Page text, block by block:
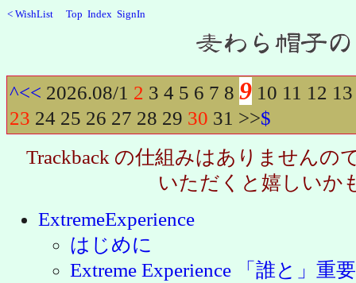
< WishList Top Index SignIn
^<< 2026.08/1 2 3 4 5 6 7 8 9 10 11 12 13
23 24 25 26 27 28 29 30 31 >>$
Trackback の仕組みはありませんの
いただくと嬉しいか
ExtremeExperience
はじめに
Extreme Experience 「誰と」重要